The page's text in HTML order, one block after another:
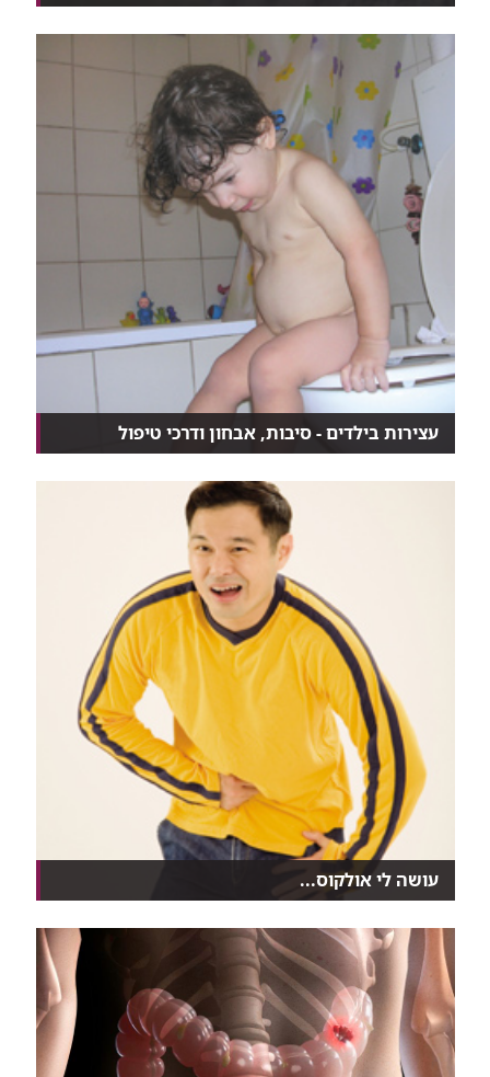
גם רופאים מתקשים לעיתים להבדיל בין טחורים
לפיסורה,...
עצירות בילדים - סיבות, אבחון ודרכי טיפול
אצל יותר מ-95% מהילדים, העצירות לא נובעת ממחלה,
אל...
עושה לי אולקוס...
כמעט עשרה אחוז מכל הישראלים סובלים במהלך חייהם
מכי...